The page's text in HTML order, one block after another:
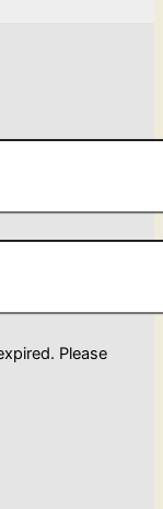
Please